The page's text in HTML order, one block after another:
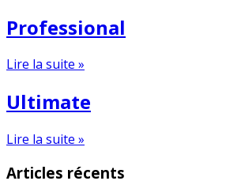
Professional
Lire la suite »
Ultimate
Lire la suite »
Articles récents